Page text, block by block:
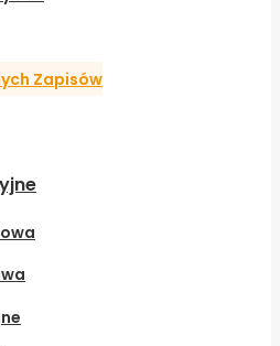
Zapisów